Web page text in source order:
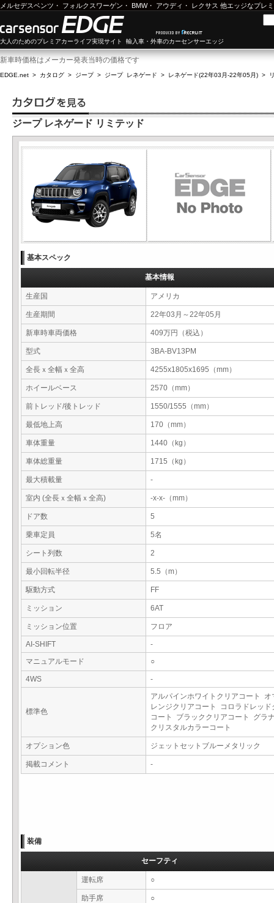
メルセデスベンツ ・ フォルクスワーゲン ・ BMW・ アウディ ・ レクサス 他エッジなプレ
大人のためのプレミアカーライフ実現サイト 輸入車・外車のカーセンサーエッジ
新車時価格はメーカー発表当時の価格です
EDGE.net > カタログ > ジープ> ジープ レネゲード > レネゲード(22年03月-22年05月) >
ジープ レネゲード リミテッド
基本スペック
基本情報
生産国 アメリカ
生産期間 22年03月～22年05月
新車時車両価格 409万円（税込）
型式 3BA-BV13PM
全長ｘ全幅ｘ全高 4255x1805x1695（mm）
ホイールベース 2570（mm）
前トレッド/後トレッド 1550/1555（mm）
最低地上高 170（mm）
車体重量 1440（kg）
車体総重量 1715（kg）
最大積載量 -
室内 (全長ｘ全幅ｘ全高) -x-x-（mm）
ドア数 5
乗車定員 5名
シート列数 2
最小回転半径 5.5（m）
駆動方式 FF
ミッション 6AT
ミッション位置 フロア
AI-SHIFT
-
マニュアルモード
○
4WS -
標準色
アルパインホワイトクリアコート オ
レンジクリアコート コロラドレッド
コート ブラッククリアコート グラ
クリスタルカラーコート
オプション色 ジェットセットブルーメタリック
掲載コメント -
装備
セーフティ
運転席 ○
助手席 ○